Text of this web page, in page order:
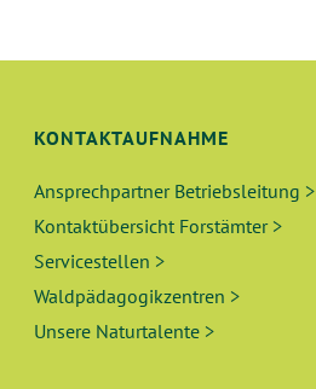
KONTAKTAUFNAHME
Ansprechpartner Betriebsleitung >
Kontaktübersicht Forstämter >
Servicestellen >
Waldpädagogikzentren >
Unsere Naturtalente >